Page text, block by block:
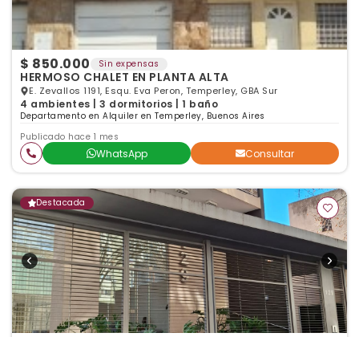
$ 850.000 Sin expensas
HERMOSO CHALET EN PLANTA ALTA
E. Zevallos 1191, Esqu. Eva Peron, Temperley, GBA Sur
4 ambientes | 3 dormitorios | 1 baño
Departamento en Alquiler en Temperley, Buenos Aires
Publicado hace 1 mes
WhatsApp Consultar
Destacada